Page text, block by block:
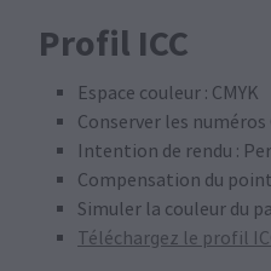
Profil ICC
Espace couleur : CMYK
Conserver les numéros
Intention de rendu :
Compensation du
Simuler la couleur du
Téléchargez le profil